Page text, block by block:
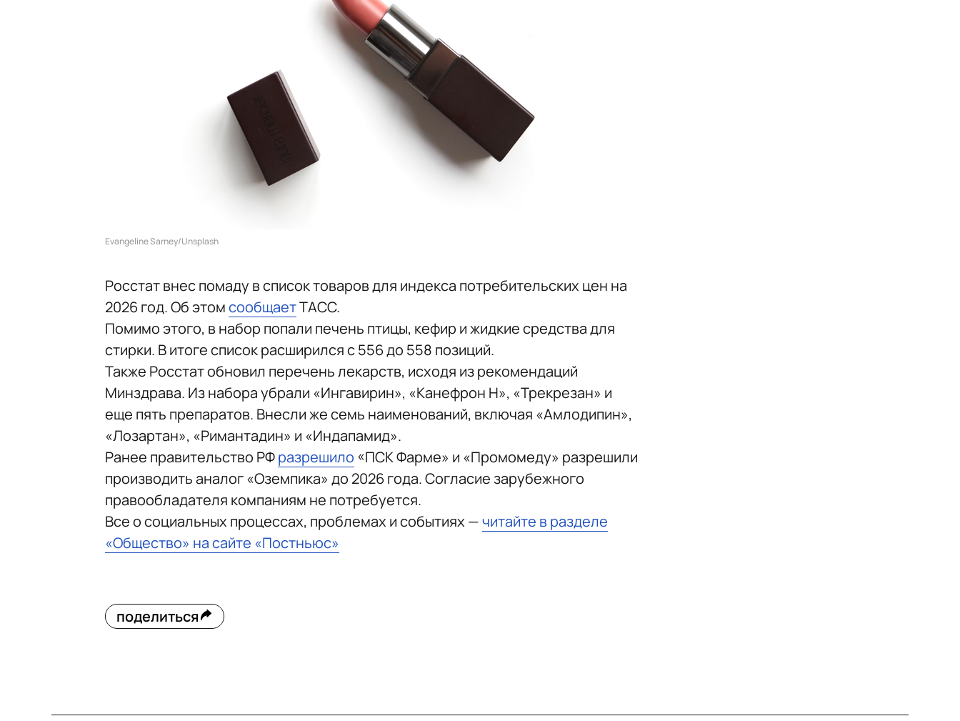
Evangeline Sarney/Unsplash
Росстат внес помаду в список товаров для индекса потребительских цен на
2026 год. Об этомсообщаетТАСС.
Помимо этого, в набор попали печень птицы, кефир и жидкие средства для
стирки. В итоге список расширился с 556 до 558 позиций.
Также Росстат обновил перечень лекарств, исходя из рекомендаций
Минздрава. Из набора убрали «Ингавирин», «Канефрон Н», «Трекрезан» и
еще пять препаратов. Внесли же семь наименований, включая «Амлодипин»,
«Лозартан», «Римантадин» и «Индапамид».
Ранее правительство РФразрешило «ПСК Фарме» и «Промомеду» разрешили
производить аналог «Оземпика» до 2026 года. Согласие зарубежного
правообладателя компаниям не потребуется.
Все о социальных процессах, проблемах и событиях —читайте в разделе
«Общество» на сайте «Постньюс»
поделиться